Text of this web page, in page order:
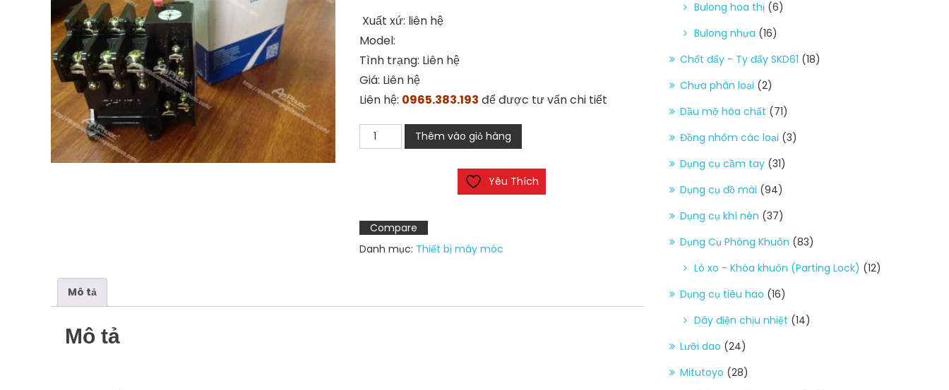
Xuất xứ: liên hệ
Model:
Tình trạng: Liên hệ
Giá: Liên hệ
Liên hệ: 0965.383.193 để được tư vấn chi tiết
le
20
số
lượng
Thêm vào giỏ hàng
Yêu Thích
Compare
Danh mục: Thiết bị máy móc
Mô tả
Mô tả
Bulong hoa thị (6)
Bulong nhựa (16)
Chốt đẩy - Ty đẩy SKD61 (18)
Chưa phân loại (2)
Dầu mỡ hóa chất (71)
Đồng nhôm các loại (3)
Dụng cụ cầm tay (31)
Dụng cụ đồ mài (94)
Dụng cụ khí nén (37)
Dụng Cụ Phòng Khuôn (83)
Lò xo - Khóa khuôn (Parting Lock) (12)
Dụng cụ tiêu hao (16)
Dây điện chịu nhiệt (14)
Lưỡi dao (24)
Mitutoyo (28)